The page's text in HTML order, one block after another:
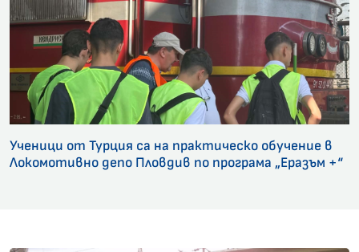
Ученици от Турция са на практическо обучение в
Локомотивно депо Пловдив по програма „Еразъм +“